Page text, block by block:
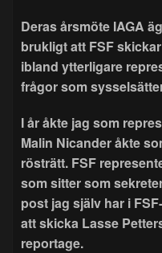
Deras årsmöte IAGA
brukligt att FSF
ibland ytterligare
frågor som
I år åkte jag som
Malin Nicander åkte
rösträtt. FSF
som sitter som
post jag själv har i
att skicka Lasse
reportage.